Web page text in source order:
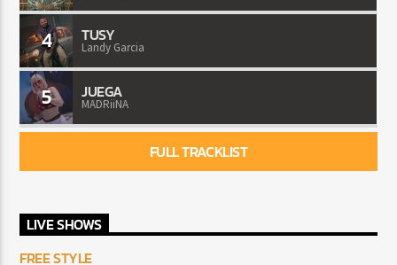
4 TUSY
Landy Garcia
5 JUEGA
MADRiiNA
FULL TRACKLIST
LIVE SHOWS
FREE STYLE